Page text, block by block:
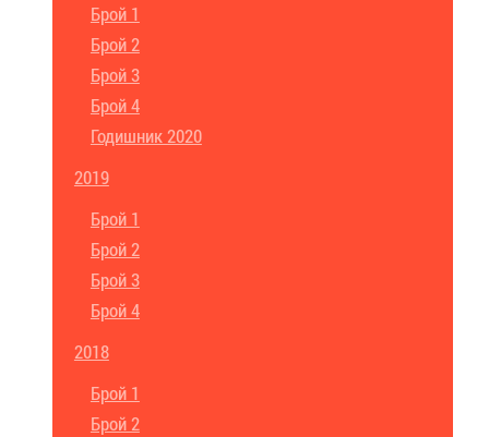
Брой 1
Брой 2
Брой 3
Брой 4
Годишник 2020
2019
Брой 1
Брой 2
Брой 3
Брой 4
2018
Брой 1
Брой 2